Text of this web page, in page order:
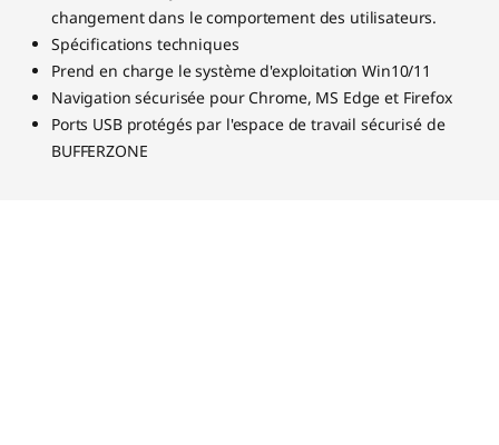
changement dans le comportement des utilisateurs.
Spécifications techniques
Prend en charge le système d'exploitation Win10/11
Navigation sécurisée pour Chrome, MS Edge et Firefox
Ports USB protégés par l'espace de travail sécurisé de
BUFFERZONE